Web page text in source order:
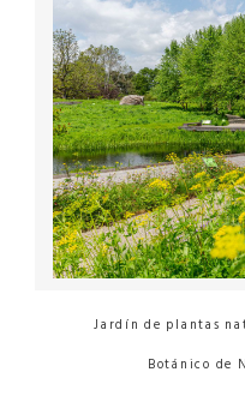
Jardín de plantas
Botánico de